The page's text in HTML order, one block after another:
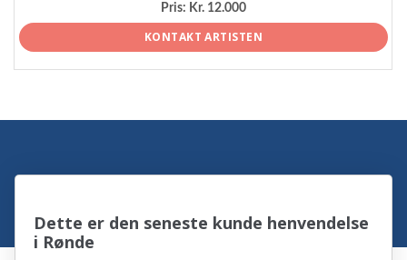
Pris: Kr. 12.000
KONTAKT ARTISTEN
Dette er den seneste kunde henvendelse
i Rønde